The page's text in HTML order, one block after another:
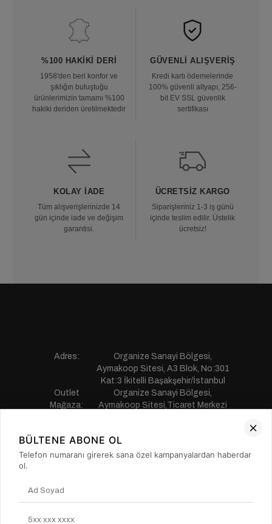
%100 HAKIKI DERI
1958'den beri konfor ve
şıklığın buluştuğu
ürünlerimizin tamamı %100
hakiki deriden üretilmektedir
GÜVENLI ALIŞVERIŞ
Kredi kartı ödemelerinde
100% güvenli altyapı, 256-
bit EV SSL güvenlik
sertifikası
KOLAY İADE
Tüm alışverişlerinizde 14
gün içinde iade ve değişim
garantisi.
ÜCRETSIZ KARGO
Siparişleriniz 1-3 iş günü
içinde teslim edilir. Üstelik
ücretsiz!
Adres:
Organize Sanayi Bölgesi,
Aymakoop Sitesi, A3 Blok, No:301
Kat:3 İkitelli Başakşehir/İstanbul
Outlet
Mağaza:
Organize Sanayi Bölgesi,
Aymakoop Sitesi,Ticaret Merkezi
Telefon:
0850 441 55 77
E-mail:
musterihizmetleri@saillakers.com.tr
MÜŞTERİ HİZMETLERİ
BÜLTENE ABONE OL
Telefon numaranı girerek sana özel kampanyalardan haberdar
ol.